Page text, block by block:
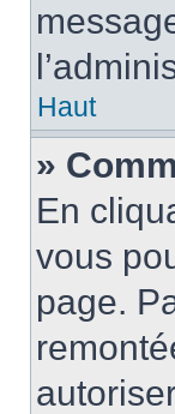
Haut
»
En
vous
page.